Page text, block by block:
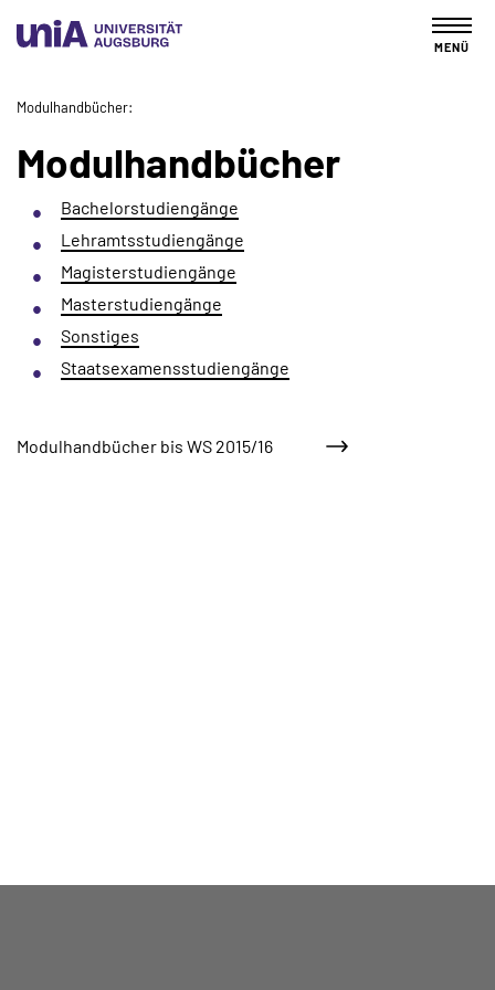
MENÜ
Modulhandbücher
Modulhandbücher
Bachelorstudiengänge
Lehramtsstudiengänge
Magisterstudiengänge
Masterstudiengänge
Sonstiges
Staatsexamensstudiengänge
Modulhandbücher bis WS 2015/16